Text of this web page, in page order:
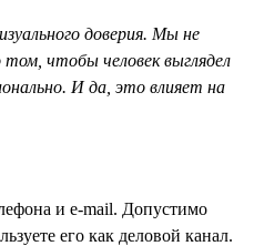
доверия. Мы не
чтобы человек выглядел
И да, это влияет на
и e-mail. Допустимо
его как деловой канал.